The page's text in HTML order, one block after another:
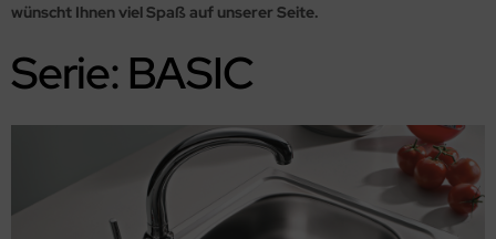
wünscht Ihnen viel Spaß auf unserer Seite.
Serie: BASIC